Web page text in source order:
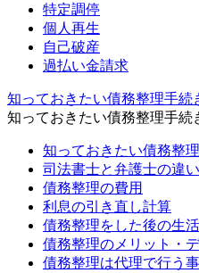
特定調停
個人再生
自己破産
過払い金請求
知っておきたい債務整理手続
知っておきたい債務整理手続
知っておきたい債務整
司法書士と弁護士の違い
債務整理の費用
利息の引き直し計算
債務整理をした後の生
債務整理のメリット・
債務整理は代理で行う